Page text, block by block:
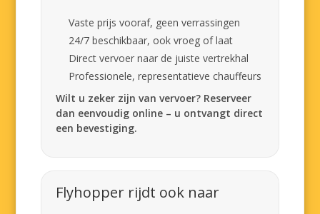
Vaste prijs vooraf, geen verrassingen
24/7 beschikbaar, ook vroeg of laat
Direct vervoer naar de juiste vertrekhal
Professionele, representatieve chauffeurs
Wilt u zeker zijn van vervoer? Reserveer
dan eenvoudig online – u ontvangt direct
een bevestiging.
Flyhopper rijdt ook naar